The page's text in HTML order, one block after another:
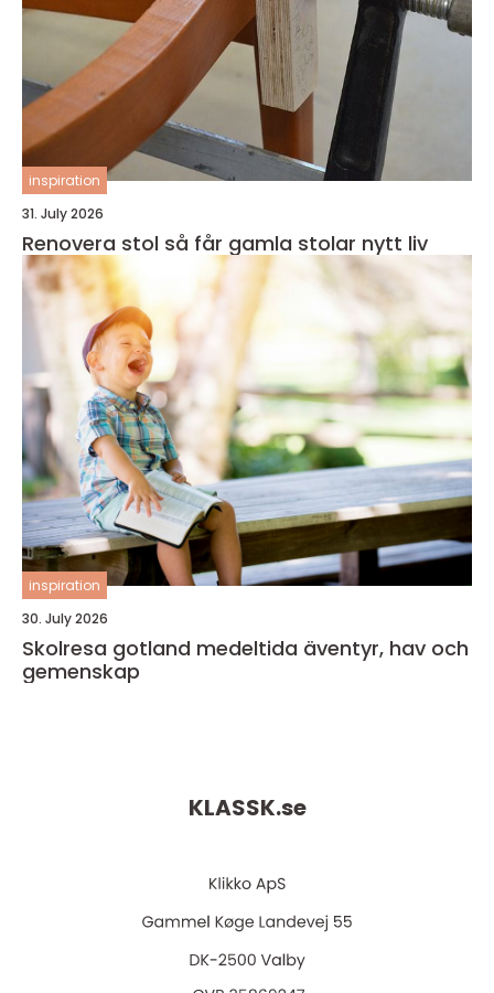
inspiration
31. July 2026
Renovera stol så får gamla stolar nytt liv
inspiration
30. July 2026
Skolresa gotland medeltida äventyr, hav och
gemenskap
KLASSK.se